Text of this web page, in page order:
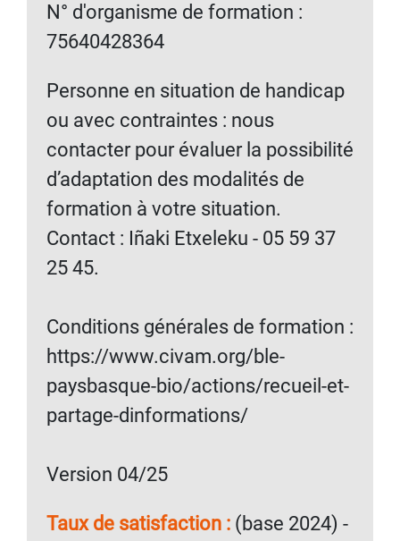
N° d'organisme de formation :
75640428364
Personne en situation de handicap
ou avec contraintes : nous
contacter pour évaluer la possibilité
d’adaptation des modalités de
formation à votre situation.
Contact : Iñaki Etxeleku - 05 59 37
25 45.
Conditions générales de formation :
https://www.civam.org/ble-
paysbasque-bio/actions/recueil-et-
partage-dinformations/
Version 04/25
Taux de satisfaction : (base 2024) -